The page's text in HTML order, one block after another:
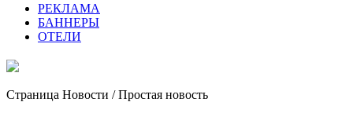
РЕКЛАМА
БАННЕРЫ
ОТЕЛИ
Страница Новости / Простая новость